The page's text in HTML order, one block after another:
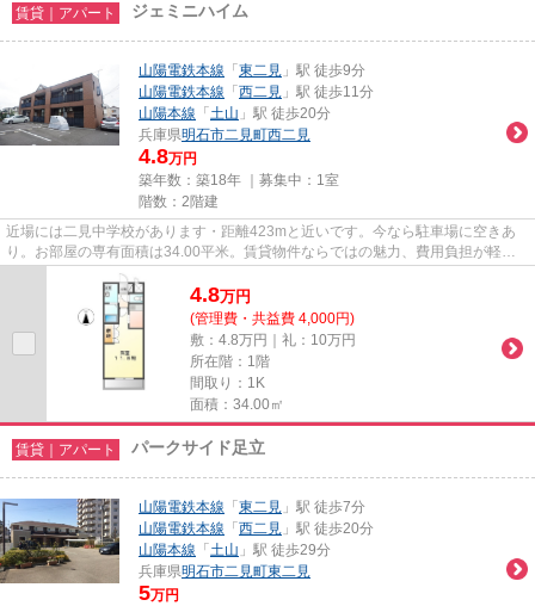
賃貸｜アパート ジェミニハイム
山陽電鉄本線 「 東二見 」駅 徒歩9分
山陽電鉄本線 「 西二見 」駅 徒歩11分
山陽本線 「 土山 」駅 徒歩20分
兵庫県明石市二見町西二見
4.8万円
築年数：築18年 ｜募集中： 1室
階数：2階建
近場には二見中学校があります・距離423mと近いです。今なら駐車場に空きあ
り。お部屋の専有面積は34.00平米。賃貸物件ならではの魅力、費用負担が軽い
のがポイント。新生活を始める学...
4.8万円
(管理費・共益費 4,000円)
敷：4.8万円｜礼：10万円
所在階：1階
間取り：1K
面積：34.00㎡
賃貸｜アパート パークサイド足立
山陽電鉄本線 「 東二見 」駅 徒歩7分
山陽電鉄本線 「 西二見 」駅 徒歩20分
山陽本線 「 土山 」駅 徒歩29分
兵庫県明石市二見町東二見
5万円